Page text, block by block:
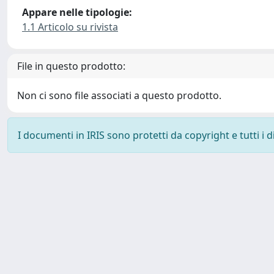
Appare nelle tipologie:
1.1 Articolo su rivista
File in questo prodotto:
Non ci sono file associati a questo prodotto.
I documenti in IRIS sono protetti da copyright e tutti i